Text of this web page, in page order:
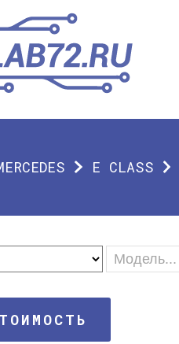
E CLASS